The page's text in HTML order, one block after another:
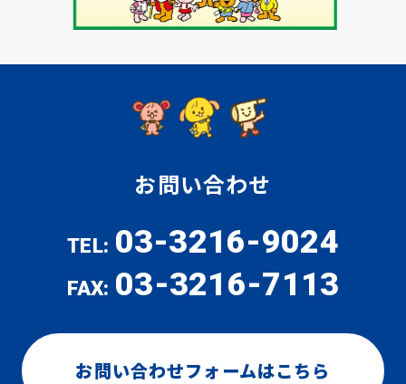
お問い合わせ
TEL: 03-3216-9024
FAX: 03-3216-7113
お問い合わせフォームはこちら